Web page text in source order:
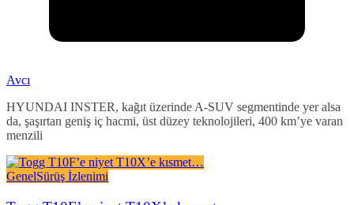
Avcı
HYUNDAI INSTER, kağıt üzerinde A-SUV segmentinde yer alsa
da, şaşırtan geniş iç hacmi, üst düzey teknolojileri, 400 km’ye varan
menzili
GenelSürüş İzlenimi